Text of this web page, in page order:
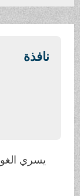
ح
ث
نافذة
يسري الغول